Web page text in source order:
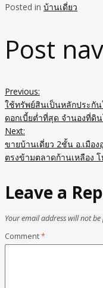
Posted in บ้านเดี่ยว
Post
Previous:
ใช้ทรัพย์สินเป็นหลักประกั
ดอกเบี้ยต่ำที่สุด จำนองที่ดิ
Next:
ขายบ้านเดี่ยว 2ชั้น อ.เมือ
ตรงข้ามตลาดก้านเหลือง
Leave a
Your email address will not be
Comment*